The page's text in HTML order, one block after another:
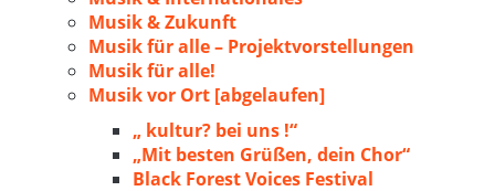
Musik & Zukunft
Musik für alle – Projektvorstellungen
Musik für alle!
Musik vor Ort [abgelaufen]
„ kultur? bei uns !“
„Mit besten Grüßen, dein Chor“
Black Forest Voices Festival